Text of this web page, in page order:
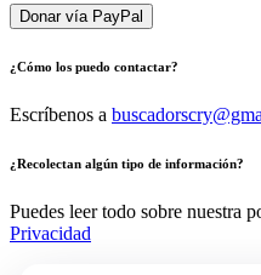
Donar vía PayPal
¿Cómo los puedo contactar?
Escríbenos a
¿Recolectan algún tipo de información?
Puedes leer todo sobre nuestra
Privacidad